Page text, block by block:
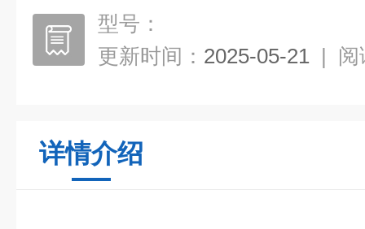
型号：
更新时间： 2025-05-21 | 阅
详情介绍